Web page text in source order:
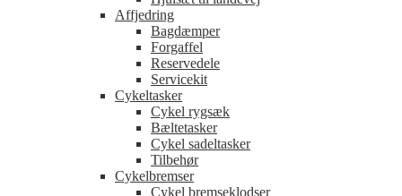
Affjedring
Bagdæmper
Forgaffel
Reservedele
Servicekit
Cykeltasker
Cykel rygsæk
Bæltetasker
Cykel sadeltasker
Tilbehør
Cykelbremser
Cykel bremseklodser